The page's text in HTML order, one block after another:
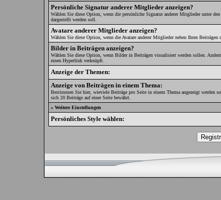
Persönliche Signatur anderer Mitglieder anzeigen?
Wählen Sie diese Option, wenn die persönliche Signatur anderer Mitglieder unter den
dargestellt werden soll.
Avatare anderer Mitglieder anzeigen?
Wählen Sie diese Option, wenn die Avatare anderer Mitglieder neben Ihren Beiträgen
Bilder in Beiträgen anzeigen?
Wählen Sie diese Option, wenn Bilder in Beiträgen visualisiert werden sollen.
einen Hyperlink verknüpft.
Anzeige der Themen:
Anzeige von Beiträgen in einem Thema:
Bestimmen Sie hier, wieviele Beiträge pro Seite in einem Thema angezeigt werden
sich 20 Beiträge auf einer Seite bewährt.
» Weitere Einstellungen
Persönliches Style wählen: